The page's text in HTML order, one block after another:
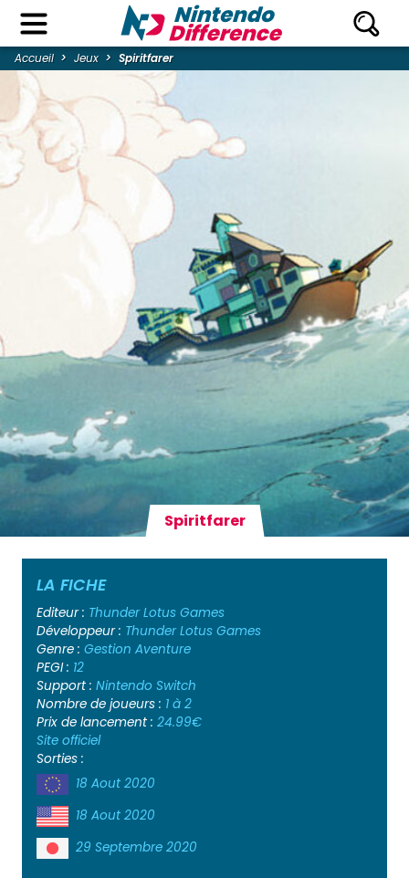
Accueil Jeux Spiritfarer
Spiritfarer
LA FICHE
Editeur : Thunder Lotus Games
Développeur : Thunder Lotus Games
Genre : Gestion Aventure
PEGI : 12
Support : Nintendo Switch
Nombre de joueurs : 1 à 2
Prix de lancement : 24.99€
Site officiel
Sorties :
18 Aout 2020
18 Aout 2020
29 Septembre 2020